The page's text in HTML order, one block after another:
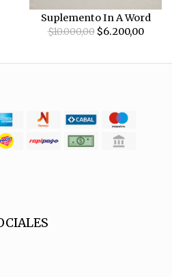
Suplemento In A Word
$10.000,00$6.200,00